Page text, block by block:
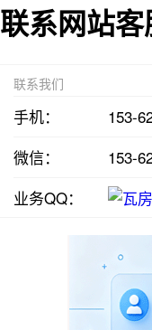
联系网站
联系我们
手机：
153-
微信：
153-
业务QQ：